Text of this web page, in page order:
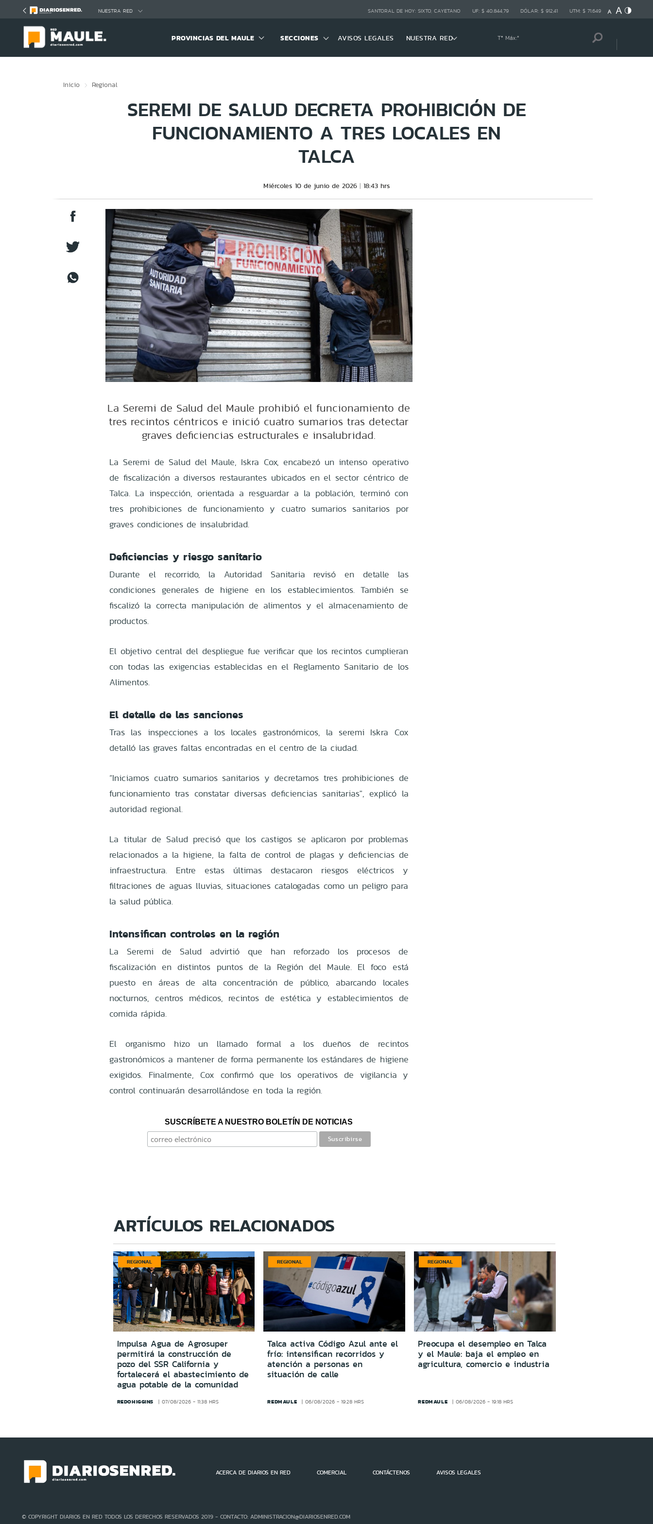
NUESTRA RED SANTORAL DE HOY: SIXTO, CAYETANO UF: $ 40.844,79 DÓLAR: $ 912,41 UTM: $ 71.649
PROVINCIAS DEL MAULE SECCIONES AVISOS LEGALES NUESTRA RED Tª Máx:º
Inicio Regional
SEREMI DE SALUD DECRETA PROHIBICIÓN DE
FUNCIONAMIENTO A TRES LOCALES EN
TALCA
Miércoles 10 de junio de 2026 18:43 hrs
La Seremi de Salud del Maule prohibió el funcionamiento de
tres recintos céntricos e inició cuatro sumarios tras detectar
graves deficiencias estructurales e insalubridad.
La Seremi de Salud del Maule, Iskra Cox, encabezó un intenso operativo
de fiscalización a diversos restaurantes ubicados en el sector céntrico de
Talca. La inspección, orientada a resguardar a la población, terminó con
tres prohibiciones de funcionamiento y cuatro sumarios sanitarios por
graves condiciones de insalubridad.
Deficiencias y riesgo sanitario
Durante el recorrido, la Autoridad Sanitaria revisó en detalle las
condiciones generales de higiene en los establecimientos. También se
fiscalizó la correcta manipulación de alimentos y el almacenamiento de
productos.
El objetivo central del despliegue fue verificar que los recintos cumplieran
con todas las exigencias establecidas en el Reglamento Sanitario de los
Alimentos.
El detalle de las sanciones
Tras las inspecciones a los locales gastronómicos, la seremi Iskra Cox
detalló las graves faltas encontradas en el centro de la ciudad.
“Iniciamos cuatro sumarios sanitarios y decretamos tres prohibiciones de
funcionamiento tras constatar diversas deficiencias sanitarias", explicó la
autoridad regional.
La titular de Salud precisó que los castigos se aplicaron por problemas
relacionados a la higiene, la falta de control de plagas y deficiencias de
infraestructura. Entre estas últimas destacaron riesgos eléctricos y
filtraciones de aguas lluvias, situaciones catalogadas como un peligro para
la salud pública.
Intensifican controles en la región
La Seremi de Salud advirtió que han reforzado los procesos de
fiscalización en distintos puntos de la Región del Maule. El foco está
puesto en áreas de alta concentración de público, abarcando locales
nocturnos, centros médicos, recintos de estética y establecimientos de
comida rápida.
El organismo hizo un llamado formal a los dueños de recintos
gastronómicos a mantener de forma permanente los estándares de higiene
exigidos. Finalmente, Cox confirmó que los operativos de vigilancia y
control continuarán desarrollándose en toda la región.
SUSCRÍBETE A NUESTRO BOLETÍN DE NOTICIAS
ARTÍCULOS RELACIONADOS
REGIONAL
Impulsa Agua de Agrosuper
permitirá la construcción de
pozo del SSR California y
fortalecerá el abastecimiento de
agua potable de la comunidad
REDOHIGGINS 07/08/2026 - 11:38 HRS
REGIONAL
Talca activa Código Azul ante el
frío: intensifican recorridos y
atención a personas en
situación de calle
REDMAULE 06/08/2026 - 19:28 HRS
REGIONAL
Preocupa el desempleo en Talca
y el Maule: baja el empleo en
agricultura, comercio e industria
REDMAULE 06/08/2026 - 19:18 HRS
ACERCA DE DIARIOS EN RED COMERCIAL CONTÁCTENOS AVISOS LEGALES
© COPYRIGHT DIARIOS EN RED TODOS LOS DERECHOS RESERVADOS 2019 - CONTACTO: ADMINISTRACION@DIARIOSENRED.COM